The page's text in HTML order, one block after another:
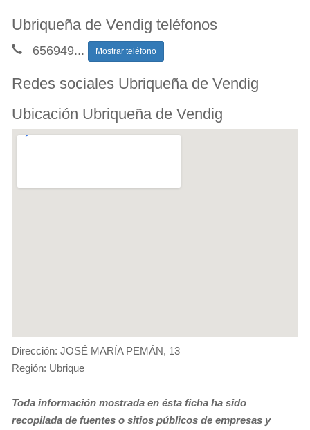
Ubriqueña de Vendig teléfonos
656949... Mostrar teléfono
Redes sociales Ubriqueña de Vendig
Ubicación Ubriqueña de Vendig
Dirección: JOSÉ MARÍA PEMÁN, 13
Región: Ubrique
Toda información mostrada en ésta ficha ha sido
recopilada de fuentes o sitios públicos de empresas y